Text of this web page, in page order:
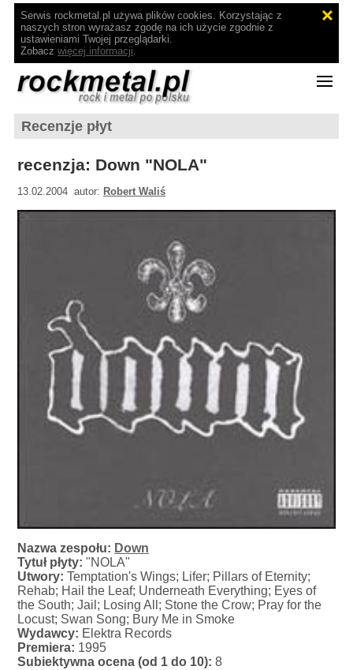
Serwis rockmetal.pl używa plików cookies. Korzystając z
naszych stron wyrażasz zgodę na ich użycie zgodnie z
ustawieniami Twojej przeglądarki.
Zobacz więcej informacji.
Recenzje płyt
recenzja: Down "NOLA"
13.02.2004 autor: Robert Waliś
Nazwa zespołu: Down
Tytuł płyty: "NOLA"
Utwory: Temptation's Wings; Lifer; Pillars of Eternity;
Rehab; Hail the Leaf; Underneath Everything; Eyes of
the South; Jail; Losing All; Stone the Crow; Pray for the
Locust; Swan Song; Bury Me in Smoke
Wydawcy: Elektra Records
Premiera: 1995
Subiektywna ocena (od 1 do 10): 8